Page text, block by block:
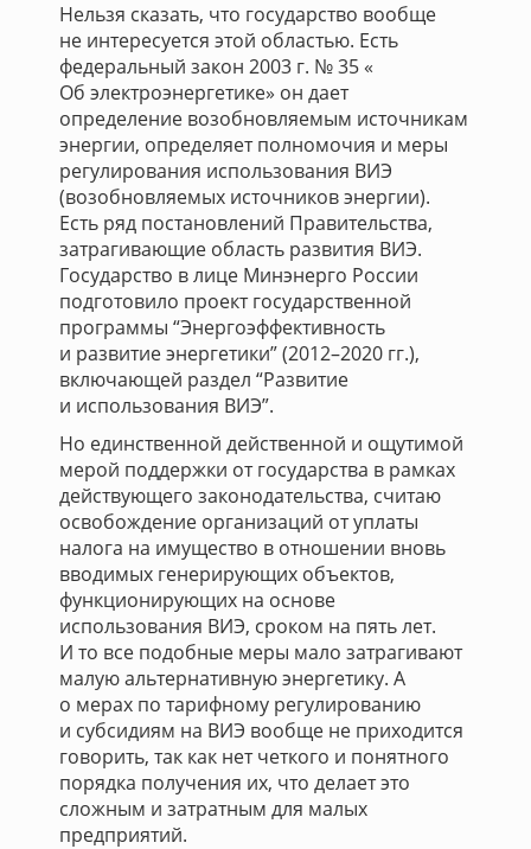
Нельзя сказать, что государство вообще
не интересуется этой областью. Есть
федеральный закон 2003 г. № 35 «
Об электроэнергетике» он дает
определение возобновляемым источникам
энергии, определяет полномочия и меры
регулирования использования ВИЭ
(возобновляемых источников энергии).
Есть ряд постановлений Правительства,
затрагивающие область развития ВИЭ.
Государство в лице Минэнерго России
подготовило проект государственной
программы “Энергоэффективность
и развитие энергетики” (2012–2020 гг.),
включающей раздел “Развитие
и использования ВИЭ”.
Но единственной действенной и ощутимой
мерой поддержки от государства в рамках
действующего законодательства, считаю
освобождение организаций от уплаты
налога на имущество в отношении вновь
вводимых генерирующих объектов,
функционирующих на основе
использования ВИЭ, сроком на пять лет.
И то все подобные меры мало затрагивают
малую альтернативную энергетику. А
о мерах по тарифному регулированию
и субсидиям на ВИЭ вообще не приходится
говорить, так как нет четкого и понятного
порядка получения их, что делает это
сложным и затратным для малых
предприятий.